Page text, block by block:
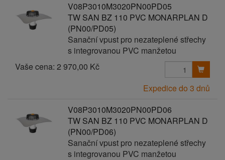
V08P3010M3020PN00PD05
TW SAN BZ 110 PVC MONARPLAN D
(PN00/PD05)
Sanační vpust pro nezateplené střechy
s integrovanou PVC manžetou
Vaše cena: 2 970,00 Kč
Expedice do 3 dnů
V08P3010M3020PN00PD06
TW SAN BZ 110 PVC MONARPLAN D
(PN00/PD06)
Sanační vpust pro nezateplené střechy
s integrovanou PVC manžetou